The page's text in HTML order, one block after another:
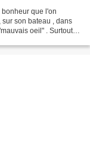
que l'on
son bateau , dans
oeil" . Surtout